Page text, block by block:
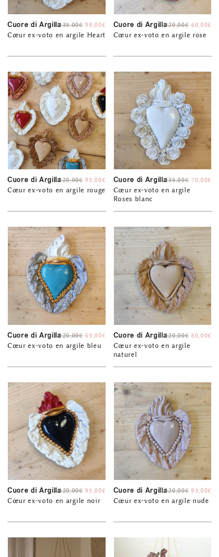
Cuore di Argilla
Cœur ex-voto en argile Heart
135,00€ 99,00€ Cuore di Argilla
Cœur ex-voto en argile rose
120,00€ 60,00€
Cuore di Argilla
Cœur ex-voto en argile rouge
120,00€ 95,00€ Cuore di Argilla
Cœur ex-voto en argile
Roses blanc
135,00€ 70,00€
Cuore di Argilla
Cœur ex-voto en argile bleu
120,00€ 65,00€ Cuore di Argilla
Cœur ex-voto en argile
naturel
120,00€ 60,00€
Cuore di Argilla
Cœur ex-voto en argile noir
120,00€ 95,00€ Cuore di Argilla
Cœur ex-voto en argile nude
120,00€ 95,00€